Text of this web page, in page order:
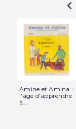
Amine et Amina :
l'âge d'apprendre
à...